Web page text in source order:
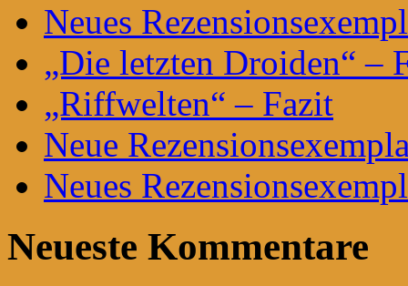
Neues
„Die letzten Droiden“ –
„Riffwelten“ – Fazit
Neue
Neues
Neueste Kommentare